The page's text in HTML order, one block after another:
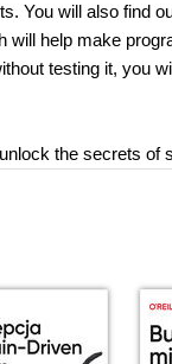
You will also find
help make
testing it, you
the secrets of